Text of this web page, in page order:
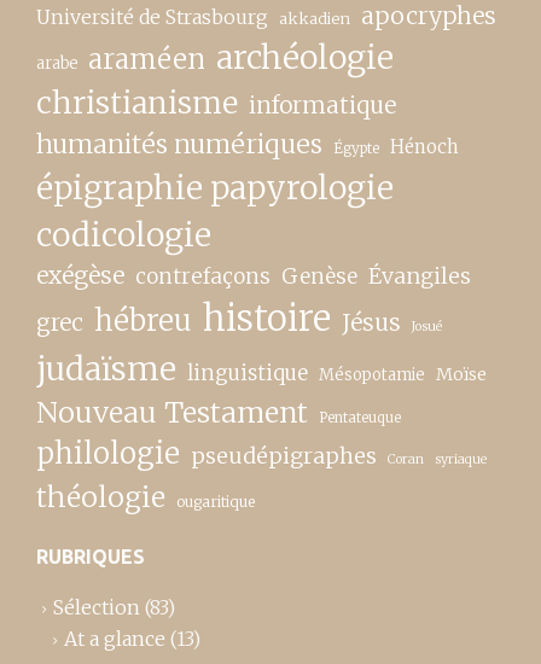
Université de Strasbourg akkadien apocryphes
arabe araméen archéologie
christianisme informatique
humanités numériques Égypte Hénoch
épigraphie papyrologie
codicologie
exégèse contrefaçons Genèse Évangiles
grec hébreu histoire Jésus Josué
judaïsme linguistique Mésopotamie Moïse
Nouveau Testament Pentateuque
philologie pseudépigraphes Coran syriaque
théologie ougaritique
RUBRIQUES
Sélection (83)
At a glance (13)